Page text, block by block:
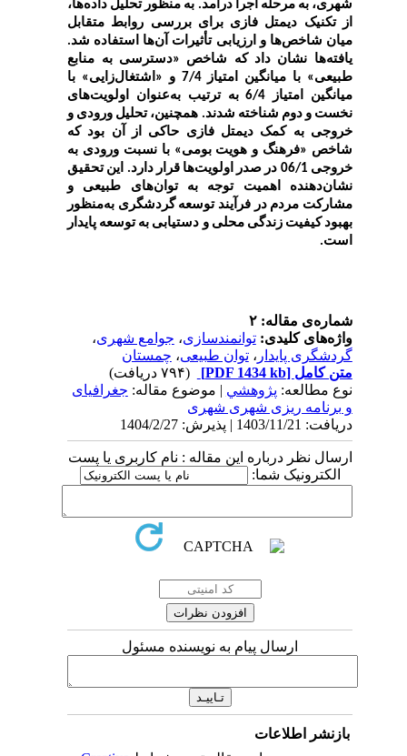
شهری، به مرحله اجرا درآمد. به منظور تحلیل داده‌ها،
از تکنیک دیمتل فازی برای بررسی روابط متقابل
میان شاخص‌ها و ارزیابی تأثیرات آن‌ها استفاده شد.
یافته‌ها نشان داد که شاخص «دسترسی به منابع
طبیعی» با میانگین امتیاز 7/4 و «اشتغال‌زایی» با
میانگین امتیاز 6/4 به ترتیب به‌عنوان اولویت‌های
نخست و دوم شناخته شدند. همچنین، تحلیل ورودی و
خروجی به کمک دیمتل فازی حاکی از آن بود که
شاخص «فرهنگ و هویت بومی» با نسبت ورودی به
خروجی 06/1 در صدر اولویت‌ها قرار دارد. این تحقیق
نشان‌دهنده اهمیت توجه به توان‌های طبیعی و
مشارکت مردم در فرآیند توسعه گردشگری به‌منظور
بهبود کیفیت زندگی محلی و دستیابی به توسعه پایدار
است.
شماره‌ی مقاله: ۲
واژه‌های کلیدی:توانمندسازی، جوامع شهری،
گردشگری پایدار ،توان طبیعی، چمستان
متن کامل [PDF 1434 kb]
(۷۹۴ دریافت)
نوع مطالعه: پژوهشي | موضوع مقاله: جغرافیای
و برنامه ریزی شهری شهری
دریافت: 1403/11/21 | پذیرش: 1404/2/27
ارسال نظر درباره این مقاله : نام کاربری یا پست
الکترونیک شما:
ارسال پیام به نویسنده مسئول
بازنشر اطلاعات